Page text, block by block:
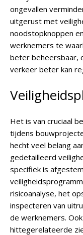
ongevallen
uitgerust met
noodstopknoppen
werknemers te
beter beheersbaar,
verkeer beter kan
Het is van cruciaal
tijdens
hecht veel belang
gedetailleerd
specifiek is
risicoanalyse, het
inspecteren van
de werknemers.
hittegerelateerde